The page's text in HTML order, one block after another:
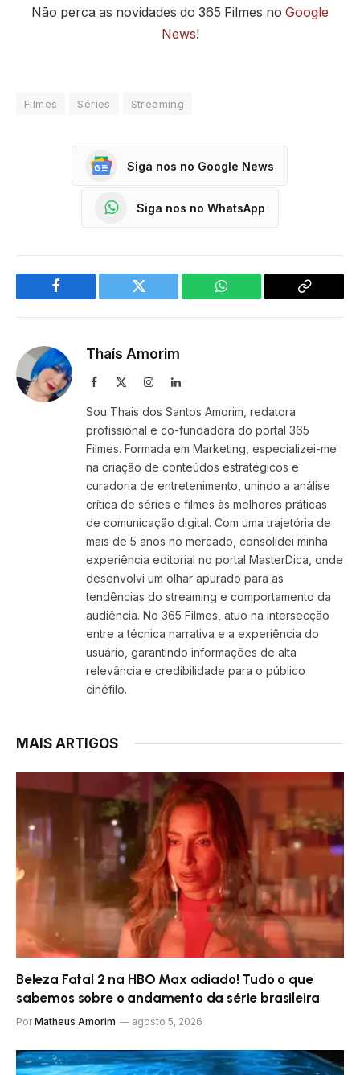
Não perca as novidades do 365 Filmes no Google
News!
Filmes Séries Streaming
Siga nos no Google News
Siga nos no WhatsApp
Facebook Twitter WhatsApp
Copy
Thaís Amorim
Facebook InstagramLinkedIn
Sou Thais dos Santos Amorim, redatora
profissional e co-fundadora do portal 365
Filmes. Formada em Marketing, especializei-me
na criação de conteúdos estratégicos e
curadoria de entretenimento, unindo a análise
crítica de séries e filmes às melhores práticas
de comunicação digital. Com uma trajetória de
mais de 5 anos no mercado, consolidei minha
experiência editorial no portal MasterDica, onde
desenvolvi um olhar apurado para as
tendências do streaming e comportamento da
audiência. No 365 Filmes, atuo na intersecção
entre a técnica narrativa e a experiência do
usuário, garantindo informações de alta
relevância e credibilidade para o público
cinéfilo.
MAIS ARTIGOS
Beleza Fatal 2 na HBO Max adiado! Tudo o que
sabemos sobre o andamento da série brasileira
Por Matheus Amorim agosto 5, 2026